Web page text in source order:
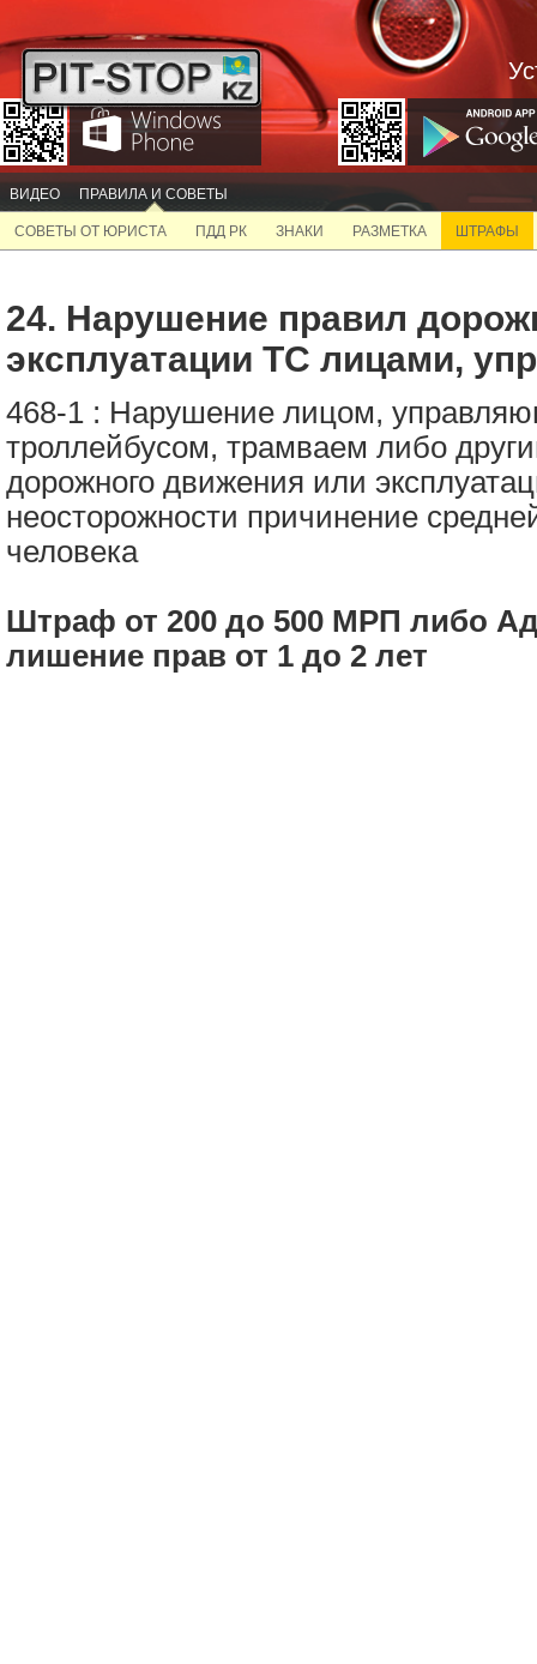
ВИДЕО ПРАВИЛА И СОВЕТЫ
СОВЕТЫ ОТ ЮРИСТА ПДД РК ЗНАКИ РАЗМЕТКА ШТРАФЫ
24. Нарушение правил
эксплуатации ТС лицами,
468-1 : Нарушение лицом,
троллейбусом, трамваем либо
дорожного движения или
неосторожности причинение
человека
Штраф от 200 до 500 МРП либо
лишение прав от 1 до 2 лет